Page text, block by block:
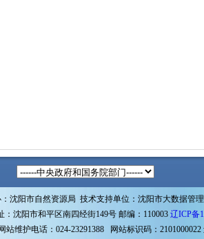
：沈阳市自然资源局 技术支持单位：沈阳市大数据管
：沈阳市和平区南四经街149号 邮编：110003 辽ICP备
网站维护电话：024-23291388 网站标识码：2101000022